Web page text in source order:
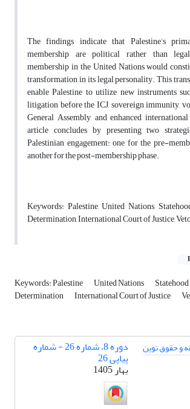
The findings indicate that Palestine’s
membership are political rather than
membership in the United Nations would
transformation in its legal personality. This
enable Palestine to utilize new instruments
litigation before the ICJ, sovereign immunity,
General Assembly, and enhanced
article concludes by presenting two
Palestinian engagement: one for the pre-
another for the post-membership phase.
Keywords: Palestine, United Nations,
Determination, International Court of Justice,
Keywords: Palestine United Nations Statehood
Determination International Court of Justice
دوره 8، شماره 26 - شماره
پیاپی 26
بهار 1405